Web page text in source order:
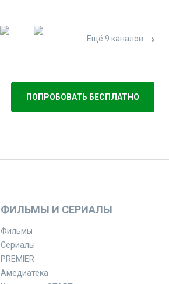
Ещё 9 каналов
ПОПРОБОВАТЬ БЕСПЛАТНО
ФИЛЬМЫ И СЕРИАЛЫ
Фильмы
Сериалы
PREMIER
Амедиатека